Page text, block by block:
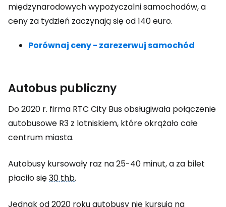
międzynarodowych wypożyczalni samochodów, a
ceny za tydzień zaczynają się od 140 euro.
Porównaj ceny - zarezerwuj samochód
Autobus publiczny
Do 2020 r. firma RTC City Bus obsługiwała połączenie
autobusowe R3 z lotniskiem, które okrążało całe
centrum miasta.
Autobusy kursowały raz na 25-40 minut, a za bilet
płaciło się30 thb.
Jednak od 2020 roku autobusy nie kursują na